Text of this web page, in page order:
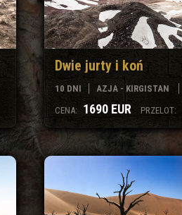
Dwie jurty i koń
10 DNI AZJA - KIRGISTAN
CENA: 1690 EUR PRZELOT: